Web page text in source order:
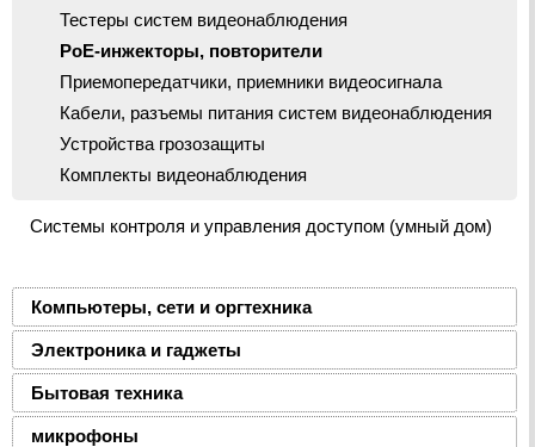
Тестеры систем видеонаблюдения
PoE-инжекторы, повторители
Приемопередатчики, приемники видеосигнала
Кабели, разъемы питания систем видеонаблюдения
Устройства грозозащиты
Комплекты видеонаблюдения
Системы контроля и управления доступом (умный дом)
Компьютеры, сети и оргтехника
Электроника и гаджеты
Бытовая техника
микрофоны